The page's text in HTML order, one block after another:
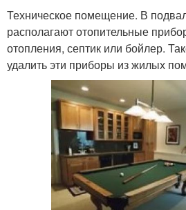
Техническое помещение. В
располагают отопительные
отопления, септик или бойлер.
удалить эти приборы из жилых